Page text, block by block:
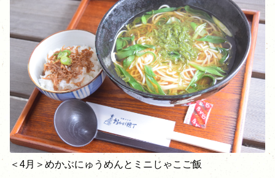
＜4月＞めかぶにゅうめんとミニじゃこご飯